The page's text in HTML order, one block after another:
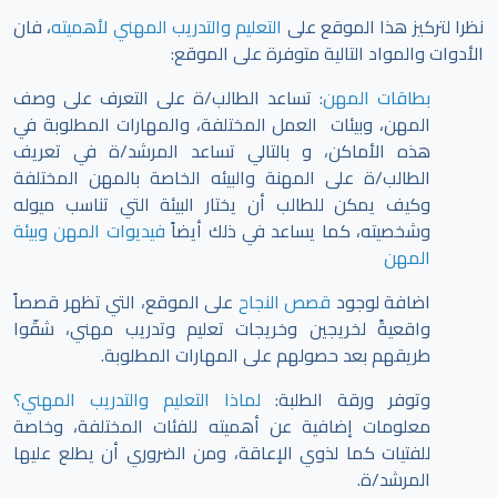
نظرا لتركيز هذا الموقع على التعليم والتدريب المهني لأهميته، فان
الأدوات والمواد التالية متوفرة على الموقع:
بطاقات المهن: تساعد الطالب/ة على التعرف على وصف
المهن، وبيئات العمل المختلفة، والمهارات المطلوبة في
هذه الأماكن، و بالتالي تساعد المرشد/ة في تعريف
الطالب/ة على المهنة والبيئه الخاصة بالمهن المختلفة
وكيف يمكن للطالب أن يختار البيئة التي تناسب ميوله
وشخصيته، كما يساعد في ذلك أيضاً فيديوات المهن وبيئة
المهن
اضافة لوجود قصص النجاح على الموقع، التي تظهر قصصاً
واقعيةً لخريجين وخريجات تعليم وتدريب مهني، شقّوا
طريقهم بعد حصولهم على المهارات المطلوبة.
وتوفر ورقة الطلبة: لماذا التعليم والتدريب المهني؟
معلومات إضافية عن أهميته للفئات المختلفة، وخاصة
للفتيات كما لذوي الإعاقة، ومن الضروري أن يطلع عليها
المرشد/ة.